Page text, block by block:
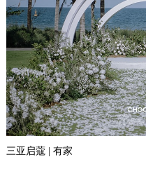
三亚启蔻 | 有家